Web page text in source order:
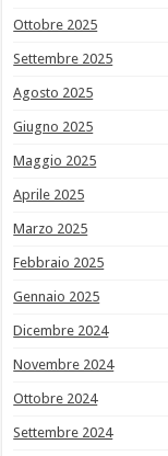
Ottobre 2025
Settembre 2025
Agosto 2025
Giugno 2025
Maggio 2025
Aprile 2025
Marzo 2025
Febbraio 2025
Gennaio 2025
Dicembre 2024
Novembre 2024
Ottobre 2024
Settembre 2024